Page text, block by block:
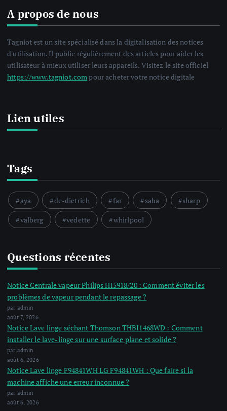
A propos de nous
Tagniot est un site spécialisé dans la digitalisation des notices
d'utilisation. Il publie régulièrement des articles pour aider les
utilisateur à mieux utiliser leurs appareils. Visitez le site officiel
https://www.tagniot.compour acheter votre notice digitale
Lien utiles
Tags
aya de-dietrich far saba
sharp
valberg
vedette whirlpool
Questions récentes
Notice Centrale vapeur Philips HI5918/20 : Comment éviter les
problèmes de vapeur pendant le repassage ?
par admin
août 7, 2026
Notice Lave linge séchant Thomson THBI1468WD : Comment
installer le lave-linge sur une surface plane et solide ?
par admin
août 6, 2026
Notice Lave linge F94841WH LG F94841WH : Que faire si la
machine affiche une erreur inconnue ?
par admin
août 6, 2026